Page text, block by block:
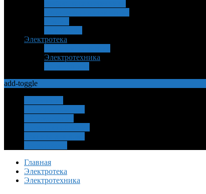
Электротека
Электротехника
add-toggle
Главная
Электротека
Электротехника